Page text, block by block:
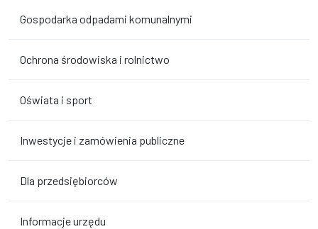
Gospodarka odpadami komunalnymi
Ochrona środowiska i rolnictwo
Oświata i sport
Inwestycje i zamówienia publiczne
Dla przedsiębiorców
Informacje urzędu